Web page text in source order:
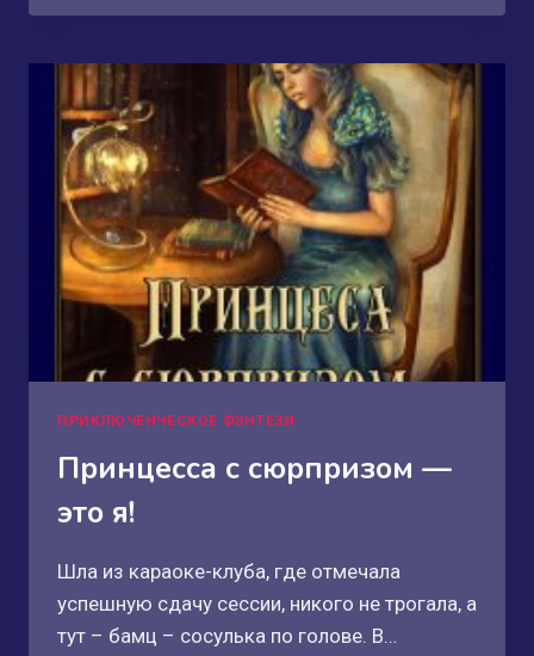
ПРИКЛЮЧЕНЧЕСКОЕ ФЭНТЕЗИ
Принцесса с сюрпризом —
это я!
Шла из караоке-клуба, где отмечала
успешную сдачу сессии, никого не трогала, а
тут – бамц – сосулька по голове. В…